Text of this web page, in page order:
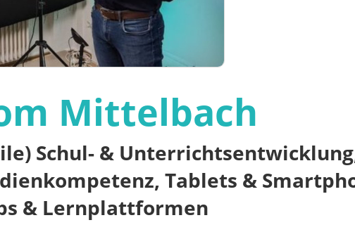
Mittelbach
Schul- &
Tablets &
& Lernplattformen